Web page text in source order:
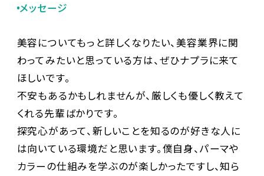
メッセージ
美容についてもっと詳しくなりたい、美容業界に関
わってみたいと思っている方は、ぜひナプラに来て
ほしいです。
不安もあるかもしれませんが、厳しくも優しく教えて
くれる先輩ばかりです。
探究心があって、新しいことを知るのが好きな人に
は向いている環境だと思います。僕自身、パーマや
カラーの仕組みを学ぶのが楽しかったですし、知ら